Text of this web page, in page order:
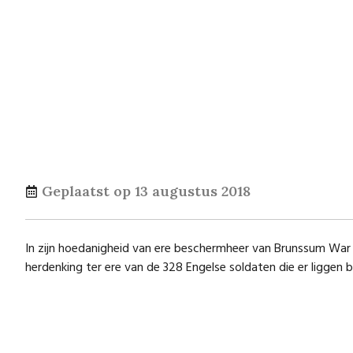
Geplaatst op 13 augustus 2018
In zijn hoedanigheid van ere beschermheer van Brunssum
herdenking ter ere van de 328 Engelse soldaten die er liggen